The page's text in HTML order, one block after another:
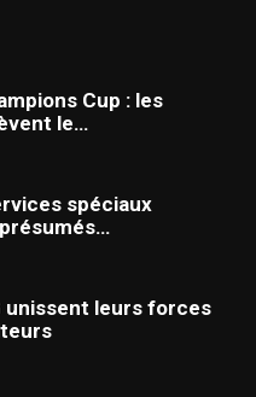
Cup : les
le…
spéciaux
unissent leurs forces